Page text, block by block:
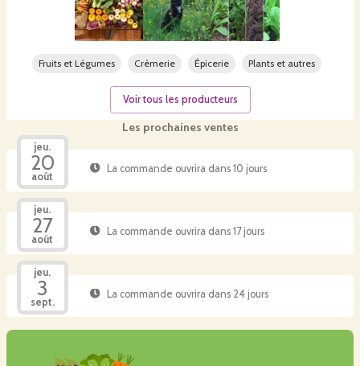
Les prochaines ventes
jeu.
20
août
La commande ouvrira dans 10 jours
jeu.
27
août
La commande ouvrira dans 17 jours
jeu.
3
sept.
La commande ouvrira dans 24 jours
Fruits et Légumes Crèmerie Épicerie Plants et autres
Voir tous les producteurs